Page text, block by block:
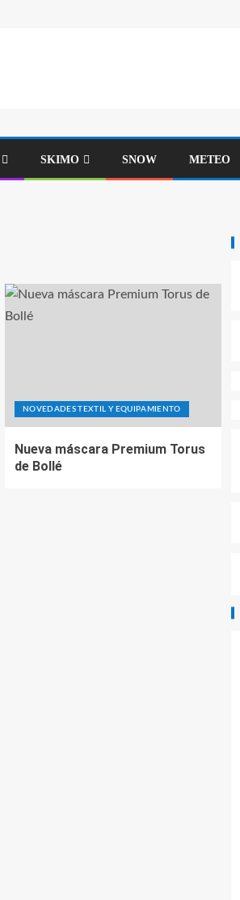
SKIMO SNOW METEO
NOVEDADES TEXTIL Y EQUIPAMIENTO
Nueva máscara Premium Torus
de Bollé